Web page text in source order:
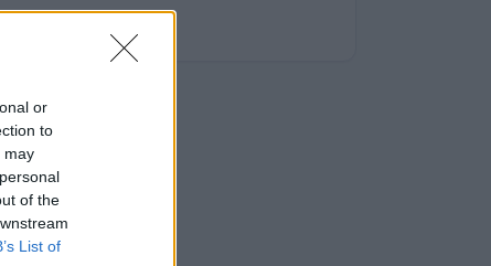
or
to
may
of the
List of